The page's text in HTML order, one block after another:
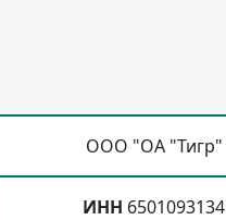
ООО "ОА "Тигр"
ИНН 6501093134